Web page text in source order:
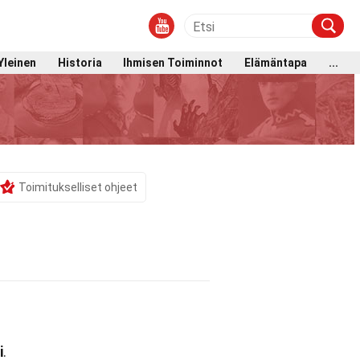
Historia Ihmisen Toiminnot Elämäntapa
...
Toimitukselliset ohjeet
.